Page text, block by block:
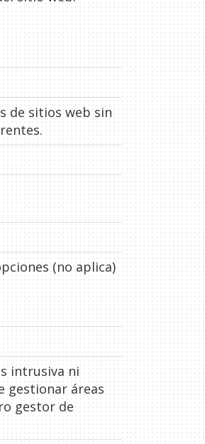
de sitios web sin
(no aplica)
intrusiva ni
gestionar áreas
gestor de